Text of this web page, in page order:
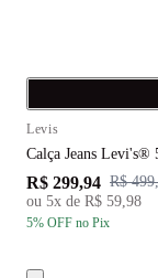
Levis
Calça Jeans
R$ 299,94 R$
ou 5x de R$ 59,98
5% OFF no Pix